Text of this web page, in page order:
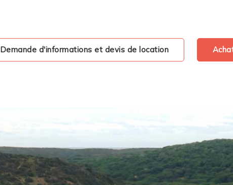
Demande d'informations et devis de location